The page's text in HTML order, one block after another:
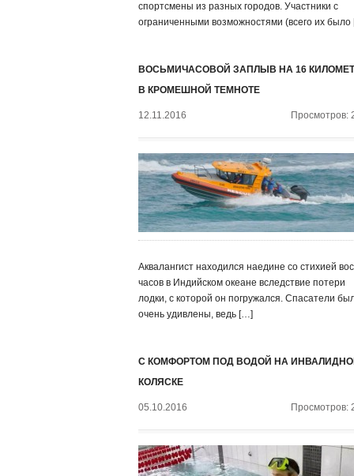
спортсмены из разных городов. Участники с
ограниченными возможностями (всего их
ВОСЬМИЧАСОВОЙ ЗАПЛЫВ НА 16
В КРОМЕШНОЙ ТЕМНОТЕ
12.11.2016 Просмотров:
Аквалангист находился наедине со стихией
часов в Индийском океане вследствие потери
лодки, с которой он погружался. Спасатели
очень удивлены, ведь […]
С КОМФОРТОМ ПОД ВОДОЙ НА
КОЛЯСКЕ
05.10.2016 Просмотров: